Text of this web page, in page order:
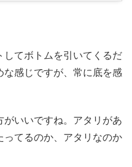
てボトムを引いてくるだ
な感じですが、常に底を感
いいですね。アタリがあ
ってるのか、アタリなのか